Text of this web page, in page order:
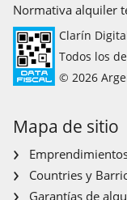
Normativa alquiler
Clarín
Todos los
© 2026
Mapa de sitio
Countries y
Garantías de